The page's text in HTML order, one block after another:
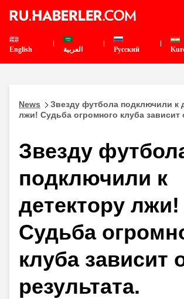
English العربية Pусский
News
Звезду футбола подключили к
лжи! Судьба огромного клуба зависит
Звезду
подключили к
детектору лжи!
Судьба
клуба зависит
результата.